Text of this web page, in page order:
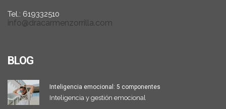
Tel.: 619332510
info@dracarmenzorrilla.com
BLOG
Inteligencia emocional: 5 componentes
Inteligencia y gestión emocional